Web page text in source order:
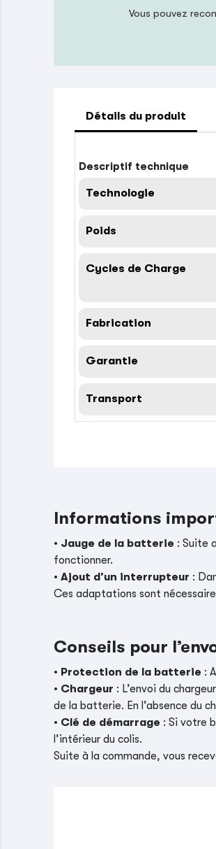
Vous pouvez
Détails du produit
Descriptif technique
Technologie
Poids
Cycles de Charge
Fabrication
Garantie
Transport
Informations
• Jauge de la batterie : Suite
fonctionner.
•Ajout d’un interrupteur :
Ces adaptations sont
Conseils pour
• Protection de la batterie :
• Chargeur : L’envoi du
de la batterie. En l’absence du
• Clé de démarrage : Si votre
l’intérieur du colis.
Suite à la commande, vous